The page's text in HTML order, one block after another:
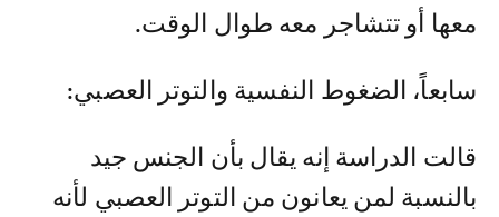
معها أو تتشاجر معه طوال الوقت.
سابعاً، الضغوط النفسية والتوتر العصبي:
قالت الدراسة إنه يقال بأن الجنس جيد
بالنسبة لمن يعانون من التوتر العصبي لأنه